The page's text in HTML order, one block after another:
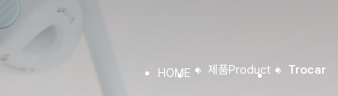
제품Product Trocar